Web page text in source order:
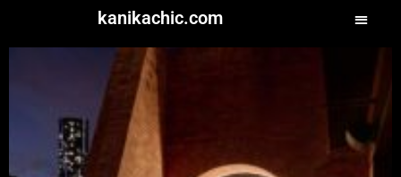
kanikachic.com